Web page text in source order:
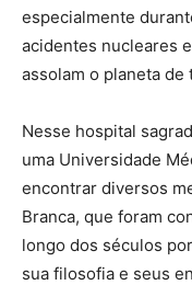
especialmente
acidentes nucleares
assolam o planeta de
Nesse hospital
uma Universidade
encontrar diversos
Branca, que foram
longo dos séculos
sua filosofia e seus